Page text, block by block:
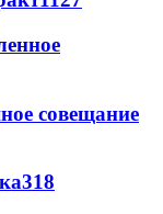
совещание
318